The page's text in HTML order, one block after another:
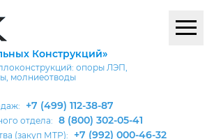
Конструкций»
опоры ЛЭП,
молниеотводы
+7 (499) 112-38-87
отдела: 8 (800) 302-05-41
(закуп МТР): +7 (992) 000-46-32